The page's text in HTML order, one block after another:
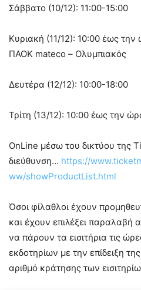
Σάββατο (10/12): 11:00-15:00
Κυριακή (11/12): 10:00 έως
ΠΑΟΚ mateco – Ολυμπιακός
Δευτέρα (12/12): 10:00-18:00
Τρίτη (13/12): 10:00 έως την
OnLine μέσω του δικτύου της
διεύθυνση… https://
ww/showProductList.html
Όσοι φίλαθλοι έχουν
και έχουν επιλέξει παραλαβή
να πάρουν τα εισιτήρια τις
εκδοτηρίων με την επίδειξη
αριθμό κράτησης των